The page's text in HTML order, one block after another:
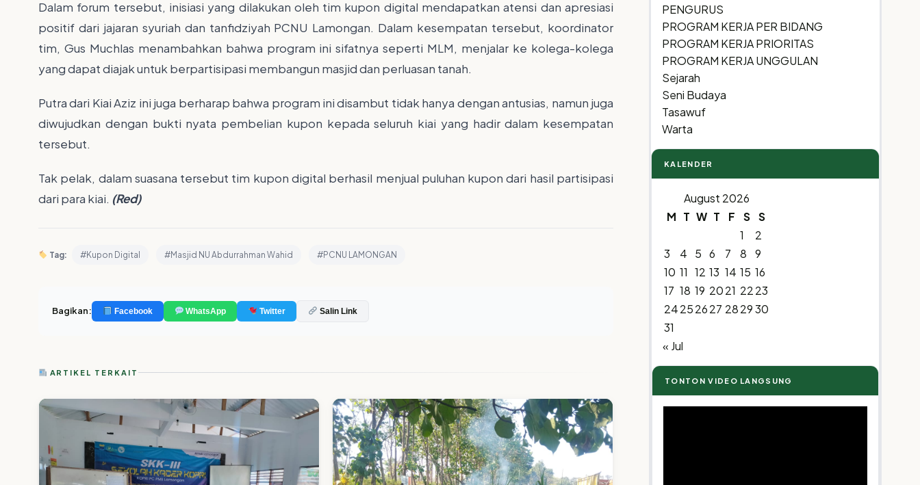
Dalam forum tersebut, inisiasi yang dilakukan oleh tim kupon digital mendapatkan atensi dan apresiasi
positif dari jajaran syuriah dan tanfidziyah PCNU Lamongan. Dalam kesempatan tersebut, koordinator
tim, Gus Muchlas menambahkan bahwa program ini sifatnya seperti MLM, menjalar ke kolega-kolega
yang dapat diajak untuk berpartisipasi membangun masjid dan perluasan tanah.
Putra dari Kiai Aziz ini juga berharap bahwa program ini disambut tidak hanya dengan antusias, namun juga
diwujudkan dengan bukti nyata pembelian kupon kepada seluruh kiai yang hadir dalam kesempatan
tersebut.
Tak pelak, dalam suasana tersebut tim kupon digital berhasil menjual puluhan kupon dari hasil partisipasi
dari para kiai. (Red)
Tag: #Kupon Digital #Masjid NU Abdurrahman Wahid #PCNU LAMONGAN
Bagikan: Facebook WhatsApp Twitter Salin Link
ARTIKEL TERKAIT
PENGURUS
PROGRAM KERJA PER BIDANG
PROGRAM KERJA PRIORITAS
PROGRAM KERJA UNGGULAN
Sejarah
Seni Budaya
Tasawuf
Warta
KALENDER
August 2026
M T W T F S S
1
2
3
4 5 6 7 8
9
10 11 12 13 14 15 16
17 18 19 2021 2223
24252627 282930
31
« Jul
TONTON VIDEO LANGSUNG